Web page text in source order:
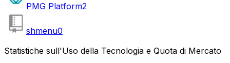
PMG Platform2
shmenu0
Statistiche sull'Uso della Tecnologia e Quota di Mercato